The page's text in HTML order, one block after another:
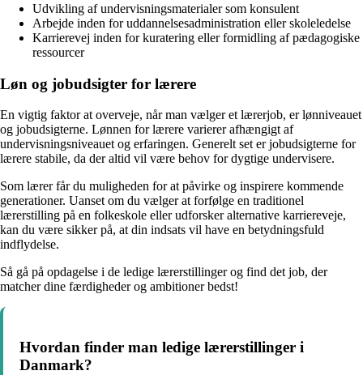
Udvikling af undervisningsmaterialer som konsulent
Arbejde inden for uddannelsesadministration eller skoleledelse
Karrierevej inden for kuratering eller formidling af pædagogiske
ressourcer
Løn og jobudsigter for lærere
En vigtig faktor at overveje, når man vælger et lærerjob, er lønniveauet
og jobudsigterne. Lønnen for lærere varierer afhængigt af
undervisningsniveauet og erfaringen. Generelt set er jobudsigterne for
lærere stabile, da der altid vil være behov for dygtige undervisere.
Som lærer får du muligheden for at påvirke og inspirere kommende
generationer. Uanset om du vælger at forfølge en traditionel
lærerstilling på en folkeskole eller udforsker alternative karriereveje,
kan du være sikker på, at din indsats vil have en betydningsfuld
indflydelse.
Så gå på opdagelse i de ledige lærerstillinger og find det job, der
matcher dine færdigheder og ambitioner bedst!
Hvordan finder man ledige lærerstillinger i
Danmark?